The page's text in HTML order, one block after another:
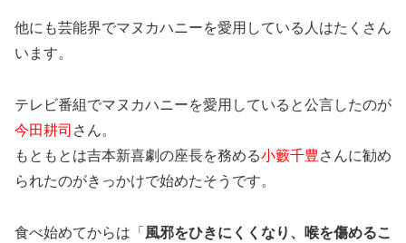
他にも芸能界でマヌカハニーを愛用している人はたくさん
います。
テレビ番組でマヌカハニーを愛用していると公言したのが
今田耕司 さん。
もともとは吉本新喜劇の座長を務める小籔千豊さんに勧め
られたのがきっかけで始めたそうです。
食べ始めてからは「 風邪をひきにくくなり、喉を傷めるこ